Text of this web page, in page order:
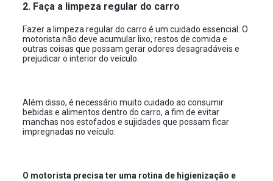
2. Faça a limpeza regular do carro
Fazer a limpeza regular do carro é um cuidado essencial. O
motorista não deve acumular lixo, restos de comida e
outras coisas que possam gerar odores desagradáveis e
prejudicar o interior do veículo.
Além disso, é necessário muito cuidado ao consumir
bebidas e alimentos dentro do carro, a fim de evitar
manchas nos estofados e sujidades que possam ficar
impregnadas no veículo.
O motorista precisa ter uma rotina de higienização e